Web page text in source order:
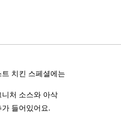
치킨 스페셜에는
니처 소스와 아삭
가 들어있어요.